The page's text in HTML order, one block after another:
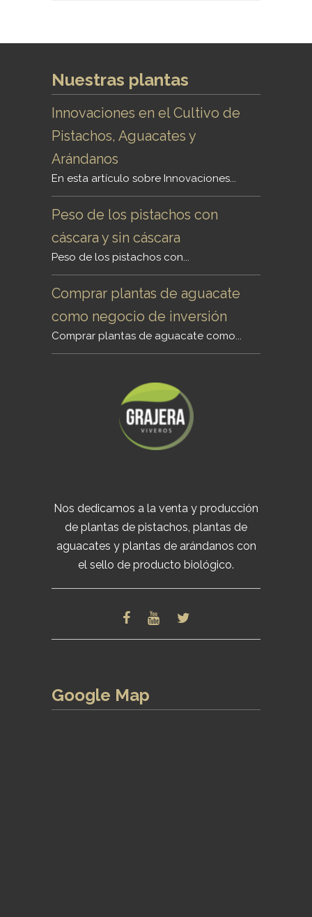
Nuestras plantas
Innovaciones en el Cultivo de
Pistachos, Aguacates y
Arándanos
En esta artículo sobre Innovaciones...
Peso de los pistachos con
cáscara y sin cáscara
Peso de los pistachos con...
Comprar plantas de aguacate
como negocio de inversión
Comprar plantas de aguacate como...
Nos dedicamos a la venta y producción
de plantas de pistachos, plantas de
aguacates y plantas de arándanos con
el sello de producto biológico.
Google Map